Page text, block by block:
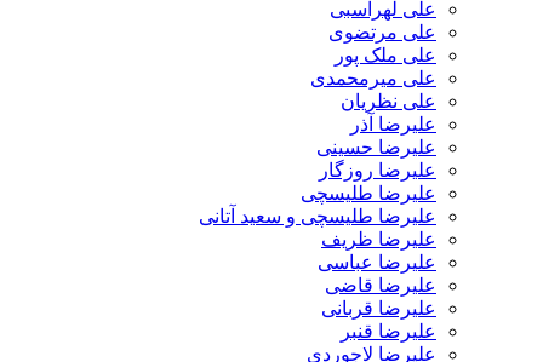
علی لهراسبی
علی مرتضوی
علی ملک پور
علی میرمحمدی
علی نظریان
علیرضا آذر
علیرضا حسینی
علیرضا روزگار
علیرضا طلیسچی
علیرضا طلیسچی و سعید آتانی
علیرضا ظریف
علیرضا عباسی
علیرضا قاضی
علیرضا قربانی
علیرضا قنبر
علیرضا لاجوردی